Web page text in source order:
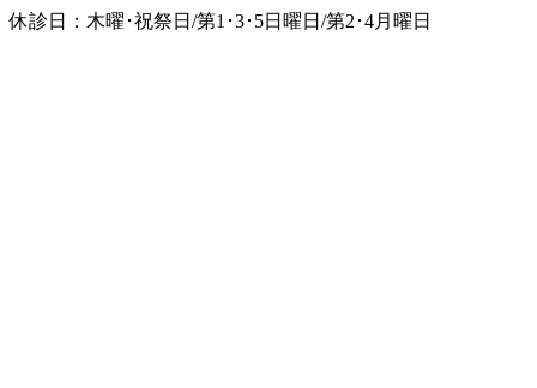
休診日：木曜･祝祭日/第1･3･5日曜日/第2･4月曜日